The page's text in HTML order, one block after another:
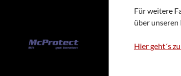
Für weitere
über
Hier geht´s